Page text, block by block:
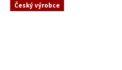
Český výrobce